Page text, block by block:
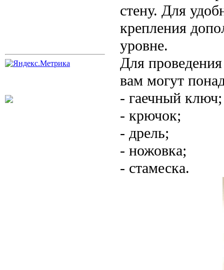
стену. Для
крепления
уровне.
Для
вам могут
- гаечный ключ;
- крючок;
- дрель;
- ножовка;
- стамеска.